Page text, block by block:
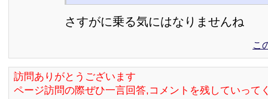
さすがに乗る気にはなりませんね
こ
訪問ありがとうございます
ページ訪問の際ぜひ一言回答,コメントを残していって